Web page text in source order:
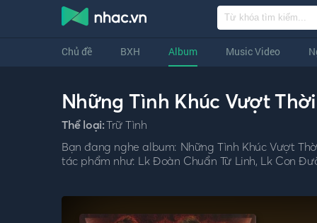
Chủ đề BXH Album Music Video
Những Tình Khúc Vượt
Thể loại:Trữ Tình
Bạn đang nghe album: Những Tình Khúc Vượt
tác phẩm như: Lk Đoàn Chuẩn Từ Linh, Lk Con